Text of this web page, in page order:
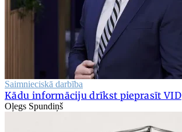
Saimnieciskā darbība
Kādu informāciju drīkst pieprasīt VID
Oļegs Spundiņš